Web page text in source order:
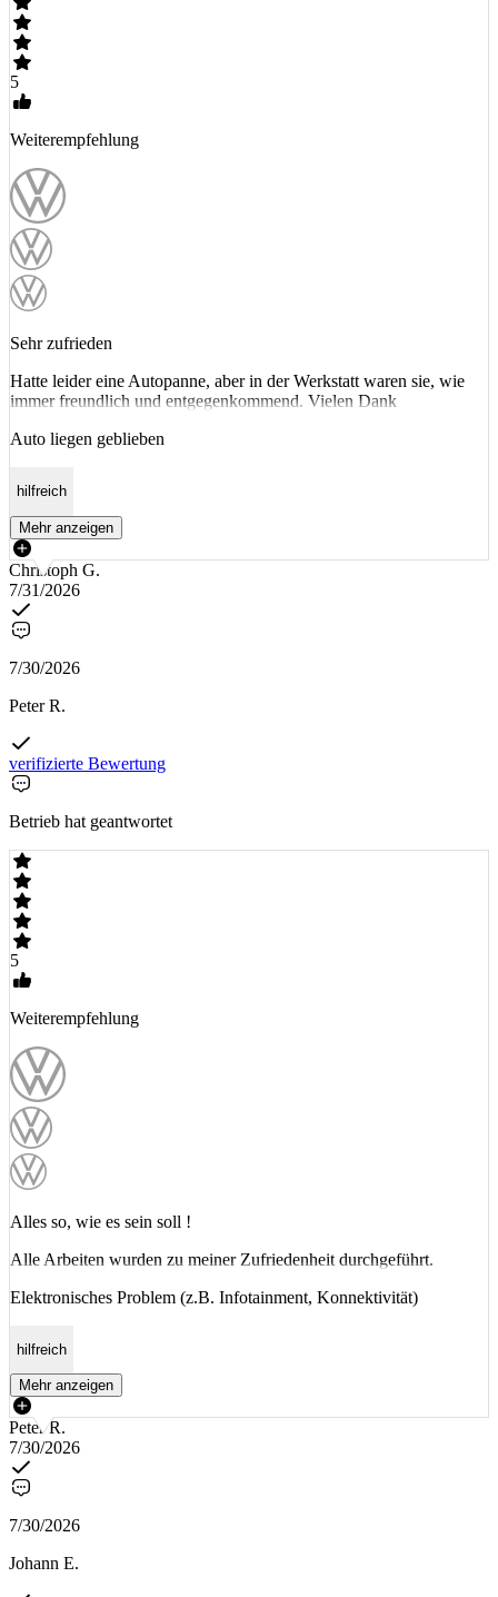
5
Weiterempfehlung
Sehr zufrieden
Hatte leider eine Autopanne, aber in der Werkstatt waren sie, wie
immer freundlich und entgegenkommend. Vielen Dank
Auto liegen geblieben
hilfreich
Mehr anzeigen
Christoph G.
7/31/2026
7/30/2026
Peter R.
verifizierte Bewertung
Betrieb hat geantwortet
5
Weiterempfehlung
Alles so, wie es sein soll !
Alle Arbeiten wurden zu meiner Zufriedenheit durchgeführt.
Elektronisches Problem (z.B. Infotainment, Konnektivität)
hilfreich
Mehr anzeigen
Peter R.
7/30/2026
7/30/2026
Johann E.